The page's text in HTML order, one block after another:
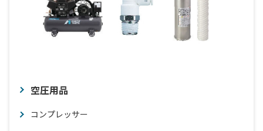
空圧用品
コンプレッサー